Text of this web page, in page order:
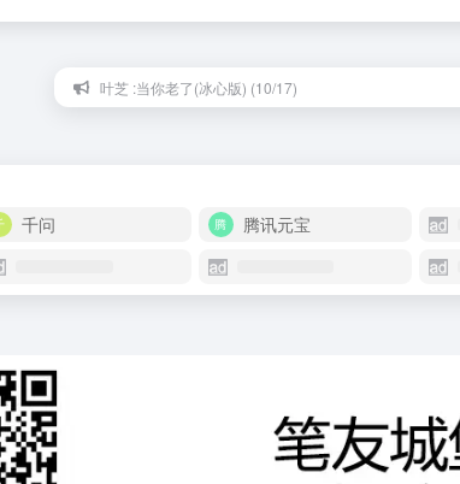
叶芝 :当你老了(冰心版) (10/17)
千问 腾讯元宝